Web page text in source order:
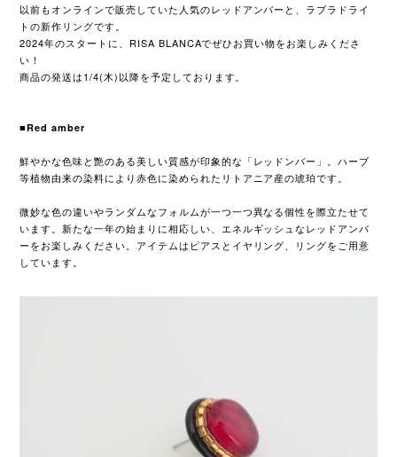
以前もオンラインで販売していた人気のレッドアンバーと、ラブラドライ
トの新作リングです。
2024年のスタートに、RISA BLANCAでぜひお買い物をお楽しみくださ
い！
商品の発送は1/4(木)以降を予定しております。
■Red amber
鮮やかな色味と艶のある美しい質感が印象的な「レッドンバー」。ハーブ
等植物由来の染料により赤色に染められたリトアニア産の琥珀です。
微妙な色の違いやランダムなフォルムが一つ一つ異なる個性を際立たせて
います。新たな一年の始まりに相応しい、エネルギッシュなレッドアンバ
ーをお楽しみください。アイテムはピアスとイヤリング、リングをご用意
しています。